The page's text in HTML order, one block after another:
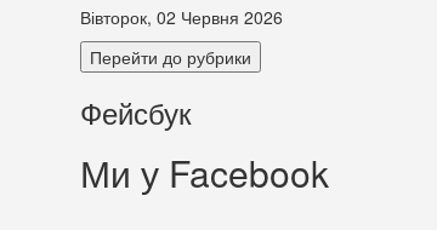
Вівторок, 02 Червня 2026
Перейти до рубрики
Фейсбук
Ми у Facebook